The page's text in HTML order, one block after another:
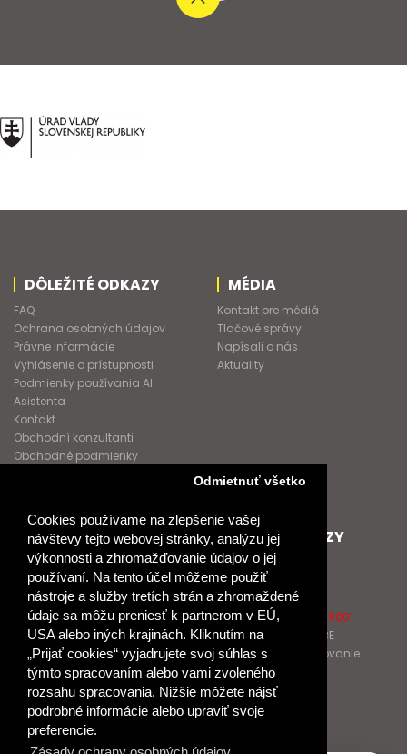
Cookies používame na zlepšenie vašej
návštevy tejto webovej stránky, analýzu jej
výkonnosti a zhromažďovanie údajov o jej
používaní. Na tento účel môžeme použiť
nástroje a služby tretích strán a zhromaždené
údaje sa môžu preniesť k partnerom v EÚ,
USA alebo iných krajinách. Kliknutím na
„Prijať cookies“ vyjadrujete svoj súhlas s
týmto spracovaním alebo vami zvoleného
rozsahu spracovania. Nižšie môžete nájsť
podrobné informácie alebo upraviť svoje
preferencie.
Odmietnuť všetko
DÔLEŽITÉ ODKAZY
FAQ
Ochrana osobných údajov
Právne informácie
Vyhlásenie o prístupnosti
Podmienky používania AI
Asistenta
Kontakt
Obchodní konzultanti
Obchodné podmienky
MÉDIA
Kontakt pre médiá
Tlačové správy
Napísali o nás
Aktuality
SPOLUPRACUJEME
Podporujeme
Naše projekty
Spolupracujeme
Pošlite nám správu
ĎALŠIE ODKAZY
O Raabe
O Klett
Naši autori
Certifikát kvality ISO 9001
Klientska zóna RAABE
Katalógy na prelistovanie
NÁKUP
Odstúpiť od zmluvy